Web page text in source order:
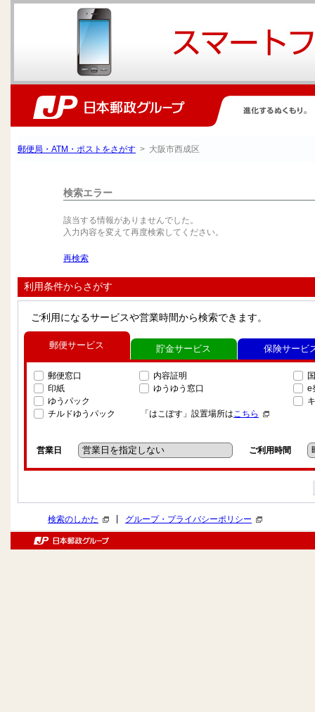
郵便局・ATM・ポストをさがす > 大阪市西成区
検索エラー
該当する情報がありませんでした。
入力内容を変えて再度検索してください。
再検索
利用条件からさがす
ご利用になるサービスや営業時間から検索できます。
郵便サービス
郵便窓口
印紙
ゆうパック
チルドゆうパック
内容証明
ゆうゆう窓口
「はこぽす」設置場所はこちら
e
営業日 ご利用時間
貯金サービス 保険サービ
検索のしかた グループ・プライバシーポリシー